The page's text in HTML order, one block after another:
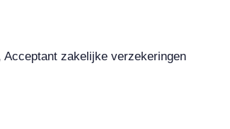
Acceptant zakelijke verzekeringen